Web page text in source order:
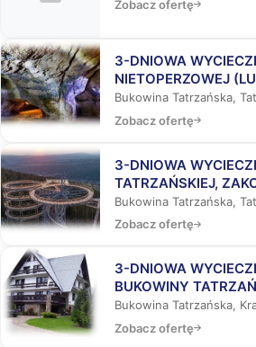
Zobacz ofertę
3-DNIOWA
NIETOPERZOWEJ
BUKOWINY TATRZAŃSKIEJ I
ZAKOPANEGO
Bukowina Tatrzańska,
Zobacz ofertę
3-DNIOWA
TATRZAŃSKIEJ,
WŚRÓD KORON
Bukowina Tatrzańska,
Zobacz ofertę
3-DNIOWA
BUKOWINY
ZAKOPANEGO
Bukowina Tatrzańska,
Zobacz ofertę